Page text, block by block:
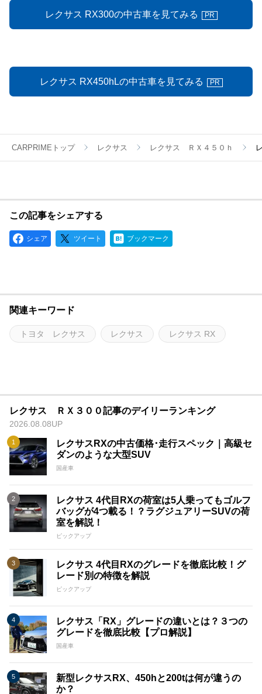
レクサス RX300の中古車を見てみる PR
レクサス RX450hLの中古車を見てみる PR
CARPRIMEトップ レクサス レクサス ＲＸ４５０ｈ
この記事をシェアする
シェア ツイート ブックマーク
関連キーワード
トヨタ レクサス レクサス レクサス RX
レクサス ＲＸ３００記事のデイリーランキング
2026.08.08UP
レクサスRXの中古価格･走行スペック｜高級セ
ダンのような大型SUV
国産車
レクサス 4代目RXの荷室は5人乗ってもゴルフ
バッグが4つ載る！？ラグジュアリーSUVの荷
室を解説！
ピックアップ
レクサス 4代目RXのグレードを徹底比較！グ
レード別の特徴を解説
ピックアップ
レクサス「RX」グレードの違いとは？３つの
グレードを徹底比較【プロ解説】
国産車
新型レクサスRX、450hと200tは何が違うの
か？